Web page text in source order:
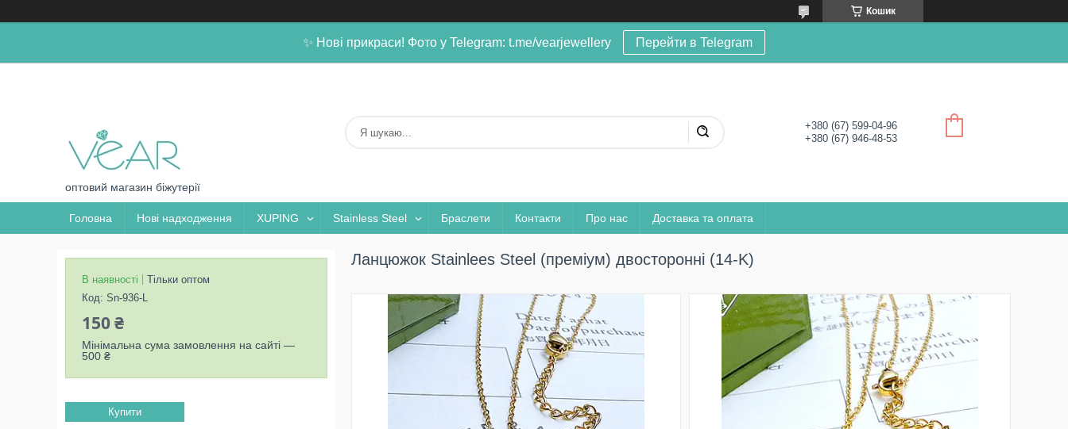
Кошик
✨ Нові прикраси! Фото у Telegram: t.me/vearjewellery Перейти в Telegram
оптовий магазин біжутерії
+380 (67) 599-04-96
+380 (67) 946-48-53
Головна Нові надходження XUPING Stainless Steel Браслети Контакти Про нас Доставка та оплата
Ланцюжок Stainlees Steel (преміум) двосторонні (14-K)
В наявності
Тільки оптом
Код: Sn-936-L
150 ₴
Мінімальна сума замовлення на сайті —
500 ₴
Купити